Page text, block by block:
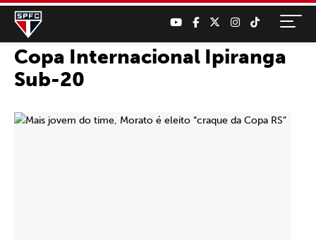
Copa Internacional Ipiranga
Sub-20